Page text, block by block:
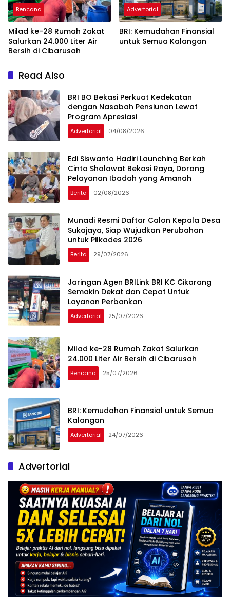
Bencana
Milad ke-28 Rumah Zakat
Salurkan 24.000 Liter Air
Bersih di Cibarusah
Advertorial
BRI: Kemudahan Finansial
untuk Semua Kalangan
Read Also
BRI BO Bekasi Perkuat Kedekatan
dengan Nasabah Pensiunan Lewat
Program Apresiasi
Advertorial 04/08/2026
Edi Siswanto Hadiri Launching Berkah
Cinta Sholawat Bekasi Raya, Dorong
Pelayanan Ibadah yang Amanah
Berita 02/08/2026
Munadi Resmi Daftar Calon Kepala Desa
Sukajaya, Siap Wujudkan Perubahan
untuk Pilkades 2026
Berita 29/07/2026
Jaringan Agen BRILink BRI KC Cikarang
Semakin Dekat dan Cepat Untuk
Layanan Perbankan
Advertorial 25/07/2026
Milad ke-28 Rumah Zakat Salurkan
24.000 Liter Air Bersih di Cibarusah
Bencana 25/07/2026
BRI: Kemudahan Finansial untuk Semua
Kalangan
Advertorial 24/07/2026
Advertorial